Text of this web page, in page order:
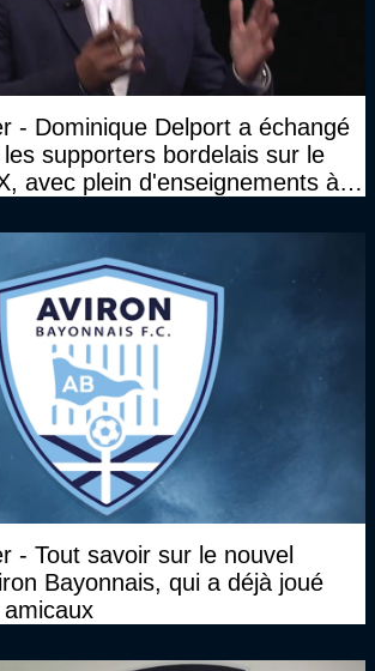
- Dominique Delport a échangé
supporters bordelais sur le
avec plein d'enseignements à la
- Tout savoir sur le nouvel
Bayonnais, qui a déjà joué